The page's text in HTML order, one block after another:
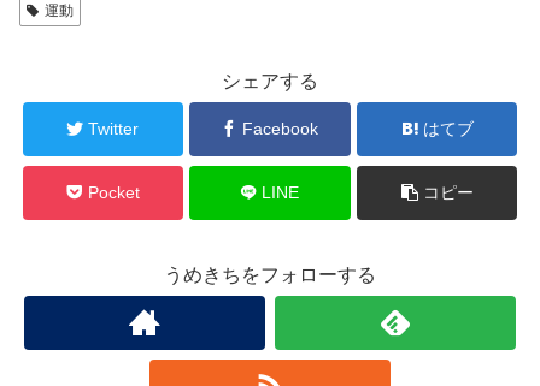
運動
シェアする
Twitter Facebook はてブ
Pocket LINE コピー
うめきちをフォローする